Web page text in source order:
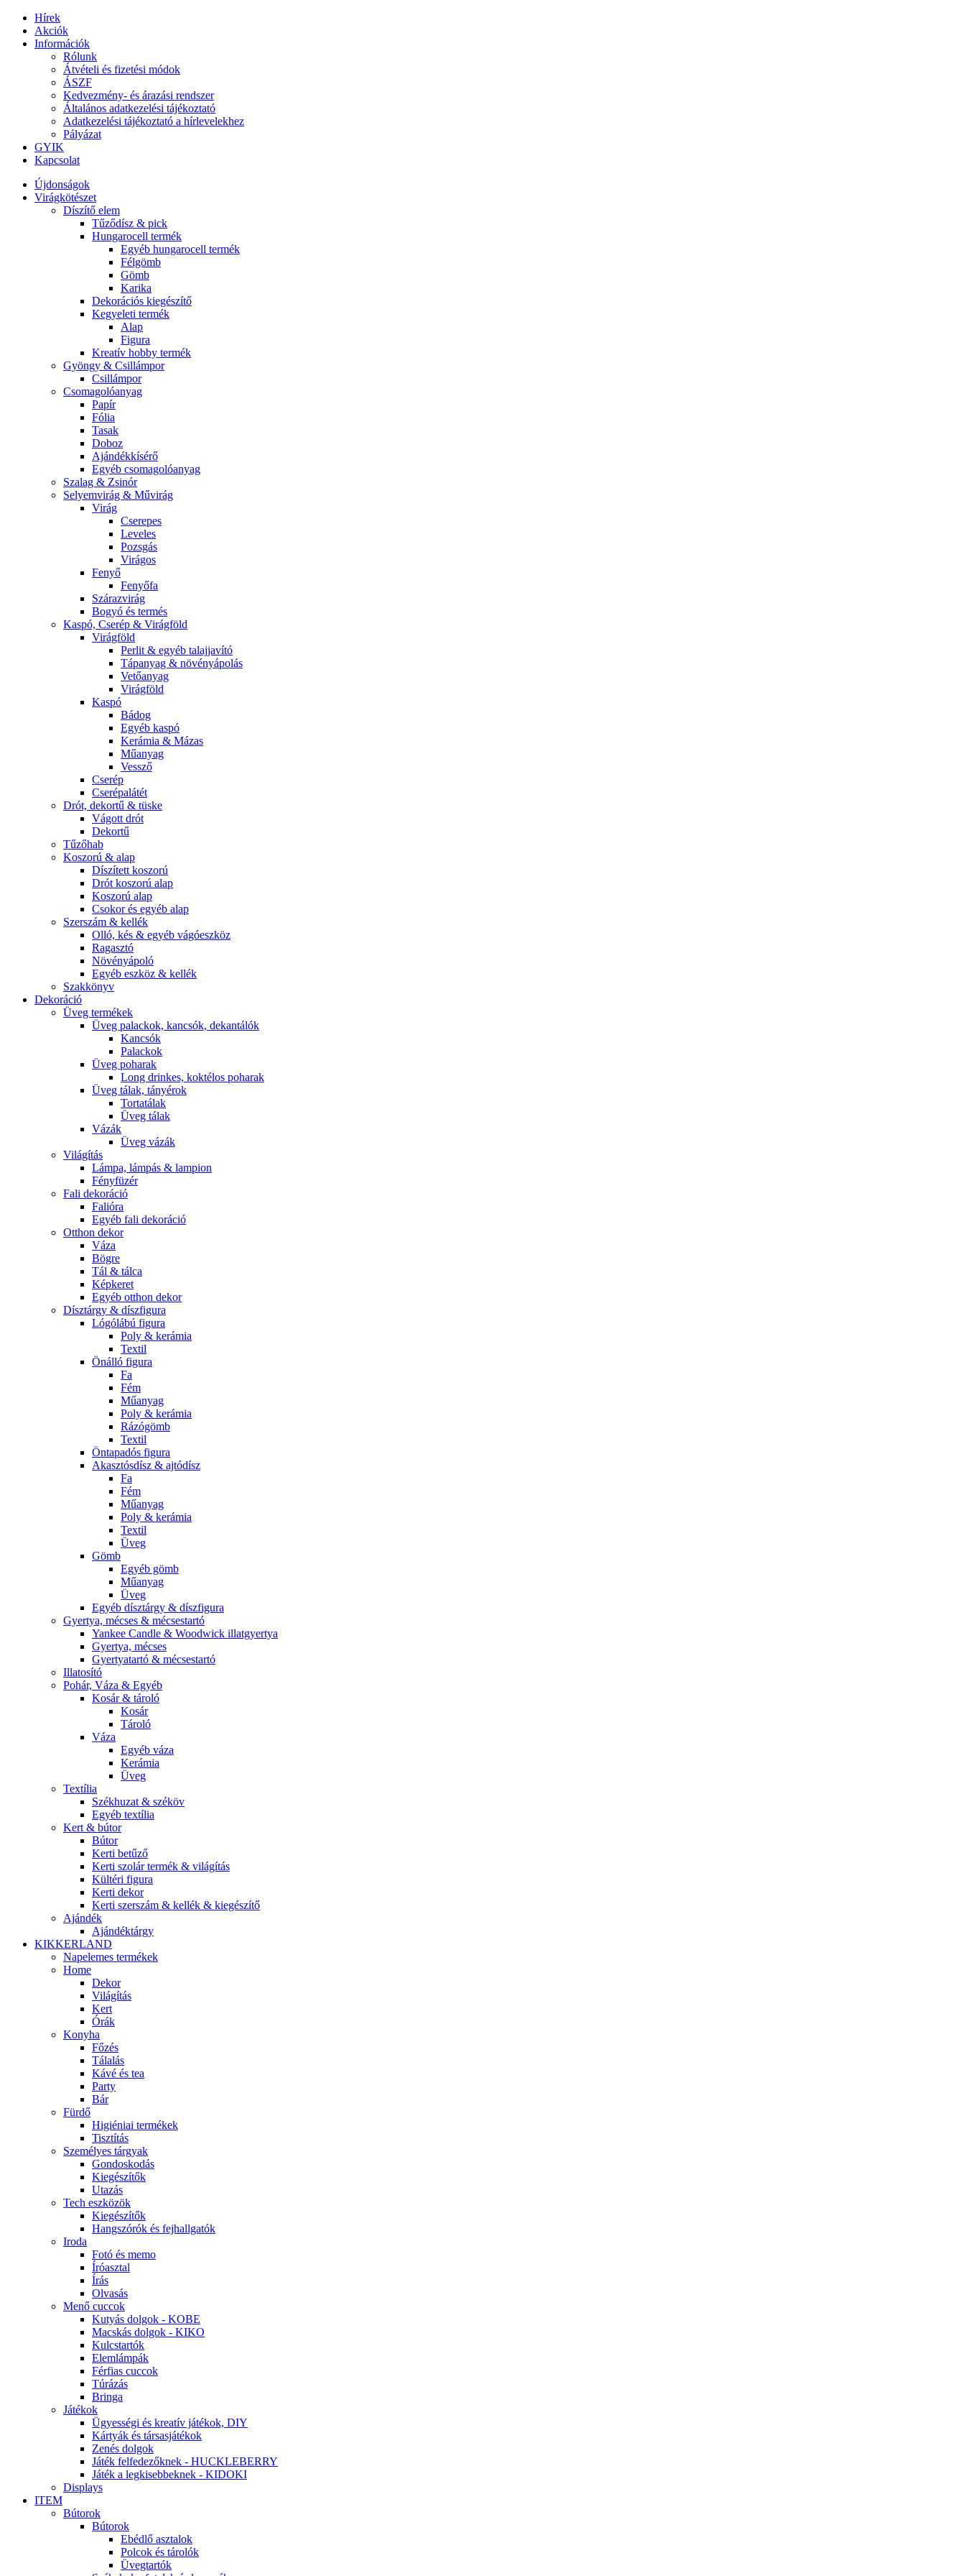
Hírek
Akciók
Információk
Rólunk
Átvételi és fizetési módok
ÁSZF
Kedvezmény- és árazási rendszer
Általános adatkezelési tájékoztató
Adatkezelési tájékoztató a hírlevelekhez
Pályázat
GYIK
Kapcsolat
Újdonságok
Virágkötészet
Díszítő elem
Tűződísz & pick
Hungarocell termék
Egyéb hungarocell termék
Félgömb
Gömb
Karika
Dekorációs kiegészítő
Kegyeleti termék
Alap
Figura
Kreatív hobby termék
Gyöngy & Csillámpor
Csillámpor
Csomagolóanyag
Papír
Fólia
Tasak
Doboz
Ajándékkísérő
Egyéb csomagolóanyag
Szalag & Zsinór
Selyemvirág & Művirág
Virág
Cserepes
Leveles
Pozsgás
Virágos
Fenyő
Fenyőfa
Szárazvirág
Bogyó és termés
Kaspó, Cserép & Virágföld
Virágföld
Perlit & egyéb talajjavító
Tápanyag & növényápolás
Vetőanyag
Virágföld
Kaspó
Bádog
Egyéb kaspó
Kerámia & Mázas
Műanyag
Vessző
Cserép
Cserépalátét
Drót, dekortű & tüske
Vágott drót
Dekortű
Tűzőhab
Koszorú & alap
Díszített koszorú
Drót koszorú alap
Koszorú alap
Csokor és egyéb alap
Szerszám & kellék
Olló, kés & egyéb vágóeszköz
Ragasztó
Növényápoló
Egyéb eszköz & kellék
Szakkönyv
Dekoráció
Üveg termékek
Üveg palackok, kancsók, dekantálók
Kancsók
Palackok
Üveg poharak
Long drinkes, koktélos poharak
Üveg tálak, tányérok
Tortatálak
Üveg tálak
Vázák
Üveg vázák
Világítás
Lámpa, lámpás & lampion
Fényfüzér
Fali dekoráció
Falióra
Egyéb fali dekoráció
Otthon dekor
Váza
Bögre
Tál & tálca
Képkeret
Egyéb otthon dekor
Dísztárgy & díszfigura
Lógólábú figura
Poly & kerámia
Textil
Önálló figura
Fa
Fém
Műanyag
Poly & kerámia
Rázógömb
Textil
Öntapadós figura
Akasztósdísz & ajtódísz
Fa
Fém
Műanyag
Poly & kerámia
Textil
Üveg
Gömb
Egyéb gömb
Műanyag
Üveg
Egyéb dísztárgy & díszfigura
Gyertya, mécses & mécsestartó
Yankee Candle & Woodwick illatgyertya
Gyertya, mécses
Gyertyatartó & mécsestartó
Illatosító
Pohár, Váza & Egyéb
Kosár & tároló
Kosár
Tároló
Váza
Egyéb váza
Kerámia
Üveg
Textília
Székhuzat & széköv
Egyéb textília
Kert & bútor
Bútor
Kerti betűző
Kerti szolár termék & világítás
Kültéri figura
Kerti dekor
Kerti szerszám & kellék & kiegészítő
Ajándék
Ajándéktárgy
KIKKERLAND
Napelemes termékek
Home
Dekor
Világítás
Kert
Órák
Konyha
Főzés
Tálalás
Kávé és tea
Party
Bár
Fürdő
Higiéniai termékek
Tisztítás
Személyes tárgyak
Gondoskodás
Kiegészítők
Utazás
Tech eszközök
Kiegészítők
Hangszórók és fejhallgatók
Iroda
Fotó és memo
Íróasztal
Írás
Olvasás
Menő cuccok
Kutyás dolgok - KOBE
Macskás dolgok - KIKO
Kulcstartók
Elemlámpák
Férfias cuccok
Túrázás
Bringa
Játékok
Ügyességi és kreatív játékok, DIY
Kártyák és társasjátékok
Zenés dolgok
Játék felfedezőknek - HUCKLEBERRY
Játék a legkisebbeknek - KIDOKI
Displays
ITEM
Bútorok
Bútorok
Ebédlő asztalok
Polcok és tárolók
Üvegtartók